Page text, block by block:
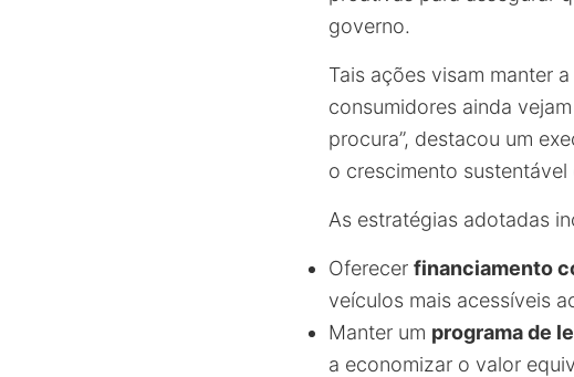
governo.
Tais ações visam manter
consumidores ainda
procura”, destacou um
o crescimento
As estratégias adotadas
Oferecer financiamento
veículos mais acessíveis
Manter um programa de
a economizar o valor